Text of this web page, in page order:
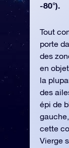
-80°).
Tout
porte
des
en
la
des
épi de
cette
Vierge